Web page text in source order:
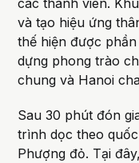
các thành viên.
và tạo hiệu ứng
thế hiện được
dựng phong trào
chung và Hanoi
Sau 30 phút đón
trình dọc theo
Phượng đỏ. Tại